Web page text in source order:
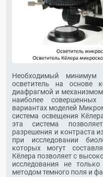
Необходимый минимум
осветитель на основе
диафрагмой и
наиболее
вариантах моделей
система освещения
эта система
разрешения и контраста
при исследовании
которых могут
Кёлера позволяет с
исследования не
методом темного поля и